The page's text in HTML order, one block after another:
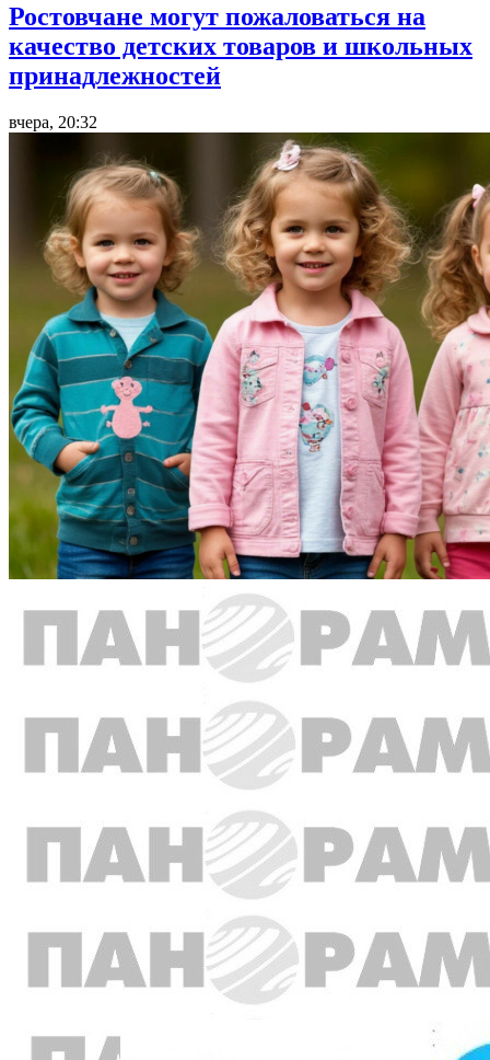
Ростовчане могут пожаловаться на
качество детских товаров и школьных
принадлежностей
вчера, 20:32